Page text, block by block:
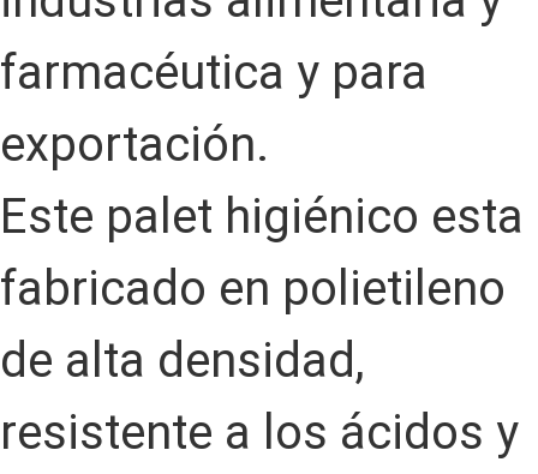
farmacéutica y para
exportación.
Este palet higiénico esta
fabricado en polietileno
de alta densidad,
resistente a los ácidos y